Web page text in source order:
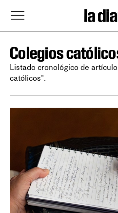
Colegios
Listado cronológico de
católicos".